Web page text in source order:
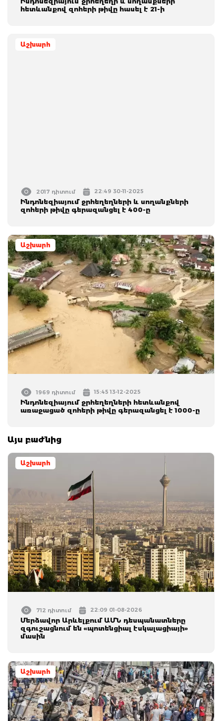
հետևանքով զոհերի թիվը հասել է 21-ի
Աշխարհ
2017 դիտում 22:49 30-11-2025
Ինդոնեզիայում ջրհեղեղների և սողանքների
զոհերի թիվը գերազանցել է 400-ը
Աշխարհ
1969 դիտում 15:45 13-12-2025
Ինդոնեզիայում ջրհեղեղների հետևանքով
առաջացած զոհերի թիվը գերազանցել է 1000-ը
Այս բաժնից
Աշխարհ
712 դիտում 22:09 01-08-2026
Մերձավոր Արևելքում ԱՄՆ դեսպանատները
զգուշացնում են «պոտենցիալ էսկալացիայի»
մասին
Աշխարհ